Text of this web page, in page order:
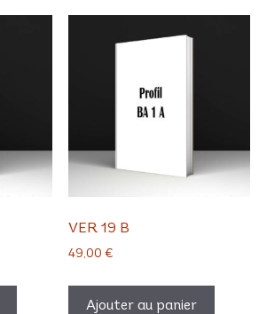
VER 19 B
49,00 €
Ajouter au panier